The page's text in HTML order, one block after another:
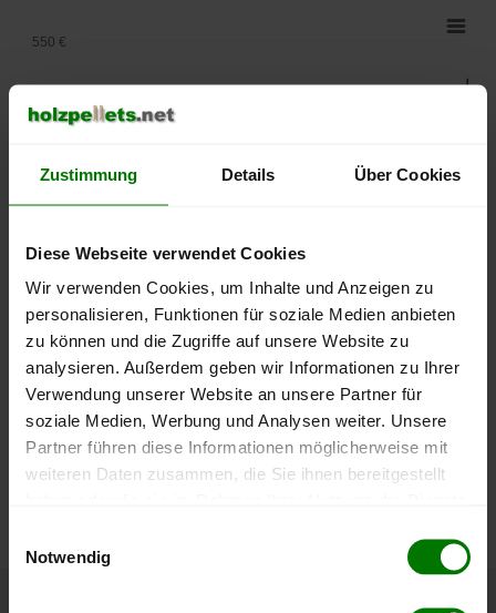
Zustimmung Details Über Cookies
Diese Webseite verwendet Cookies
Wir verwenden Cookies, um Inhalte und Anzeigen zu
personalisieren, Funktionen für soziale Medien anbieten
zu können und die Zugriffe auf unsere Website zu
analysieren. Außerdem geben wir Informationen zu Ihrer
Verwendung unserer Website an unsere Partner für
soziale Medien, Werbung und Analysen weiter. Unsere
Partner führen diese Informationen möglicherweise mit
weiteren Daten zusammen, die Sie ihnen bereitgestellt
Notwendig
lose Ware Sackware
September
Januar
Mai
250 €
300 €
350 €
550 €
Die aktuelle Preisentwicklung für Holzpellets in Deutschland
können Sie jederzeit auf unsererPelletspreise-Seite